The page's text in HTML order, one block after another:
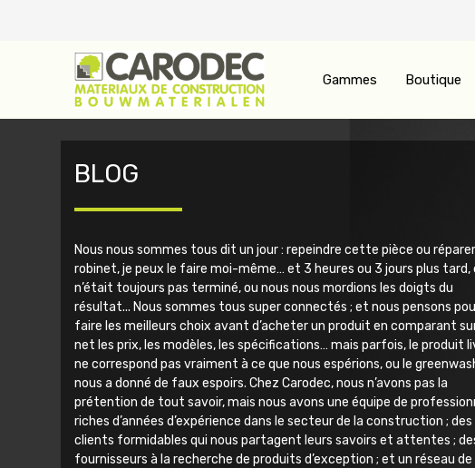
Gammes Boutique
BLOG
Nous nous sommes tous dit un jour : repeindre cette pièce ou
robinet, je peux le faire moi-même… et 3 heures ou 3 jours plus tard,
n’était toujours pas terminé, ou nous nous mordions les doigts du
résultat... Nous sommes tous super connectés ; et nous pensons
faire les meilleurs choix avant d’acheter un produit en comparant
net les prix, les modèles, les spécifications… mais parfois, le produit
ne correspond pas vraiment à ce que nous espérions, ou le
nous a donné de faux espoirs. Chez Carodec, nous n’avons pas la
prétention de tout savoir, mais nous avons une équipe de
riches d’années d’expérience dans le secteur de la construction ; des
clients formidables qui nous partagent leurs savoirs et attentes ;
fournisseurs à la recherche de produits d’exception ; et un réseau de